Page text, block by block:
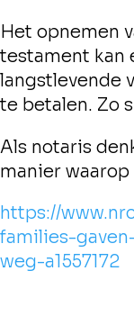
Het opnemen
testament kan
langstlevende
te betalen. Zo
Als notaris
manier
https://
families-
weg-a1557172